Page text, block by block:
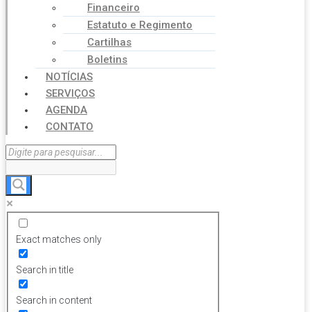
Financeiro
Estatuto e Regimento
Cartilhas
Boletins
NOTÍCIAS
SERVIÇOS
AGENDA
CONTATO
Exact matches only
Search in title
Search in content